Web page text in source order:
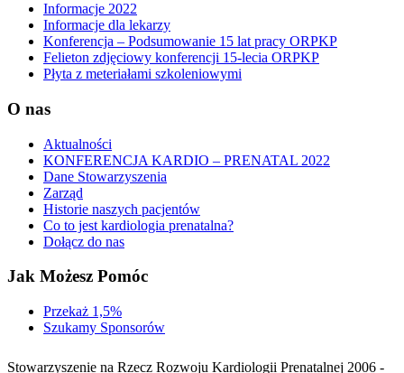
Informacje 2022
Informacje dla lekarzy
Konferencja – Podsumowanie 15 lat pracy ORPKP
Felieton zdjęciowy konferencji 15-lecia ORPKP
Płyta z meteriałami szkoleniowymi
O nas
Aktualności
KONFERENCJA KARDIO – PRENATAL 2022
Dane Stowarzyszenia
Zarząd
Historie naszych pacjentów
Co to jest kardiologia prenatalna?
Dołącz do nas
Jak Możesz Pomóc
Przekaż 1,5%
Szukamy Sponsorów
Stowarzyszenie na Rzecz Rozwoju Kardiologii Prenatalnej 2006 -